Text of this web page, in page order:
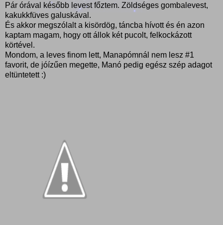
Pár órával később levest főztem. Zöldséges gombalevest,
kakukkfüves galuskával.
És akkor megszólalt a kisördög, táncba hívott és én azon
kaptam magam, hogy ott állok két pucolt, felkockázott
körtével.
Mondom, a leves finom lett, Manapómnál nem lesz #1
favorit, de jóízűen megette, Manó pedig egész szép adagot
eltüntetett :)